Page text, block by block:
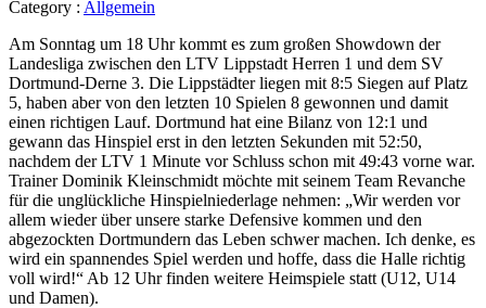
Category : Allgemein
Am Sonntag um 18 Uhr kommt es zum großen Showdown der
Landesliga zwischen den LTV Lippstadt Herren 1 und dem SV
Dortmund-Derne 3. Die Lippstädter liegen mit 8:5 Siegen auf Platz
5, haben aber von den letzten 10 Spielen 8 gewonnen und damit
einen richtigen Lauf. Dortmund hat eine Bilanz von 12:1 und
gewann das Hinspiel erst in den letzten Sekunden mit 52:50,
nachdem der LTV 1 Minute vor Schluss schon mit 49:43 vorne war.
Trainer Dominik Kleinschmidt möchte mit seinem Team Revanche
für die unglückliche Hinspielniederlage nehmen: „Wir werden vor
allem wieder über unsere starke Defensive kommen und den
abgezockten Dortmundern das Leben schwer machen. Ich denke, es
wird ein spannendes Spiel werden und hoffe, dass die Halle richtig
voll wird!“ Ab 12 Uhr finden weitere Heimspiele statt (U12, U14
und Damen).